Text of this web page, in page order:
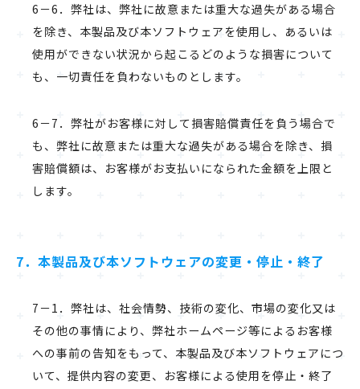
6－6．弊社は、弊社に故意または重大な過失がある場合
を除き、本製品及び本ソフトウェアを使用し、あるいは
使用ができない状況から起こるどのような損害について
も、一切責任を負わないものとします。
6－7．弊社がお客様に対して損害賠償責任を負う場合で
も、弊社に故意または重大な過失がある場合を除き、損
害賠償額は、お客様がお支払いになられた金額を上限と
します。
7．本製品及び本ソフトウェアの変更・停止・終了
7－1．弊社は、社会情勢、技術の変化、市場の変化又は
その他の事情により、弊社ホームページ等によるお客様
への事前の告知をもって、本製品及び本ソフトウェアにつ
いて、提供内容の変更、お客様による使用を停止・終了